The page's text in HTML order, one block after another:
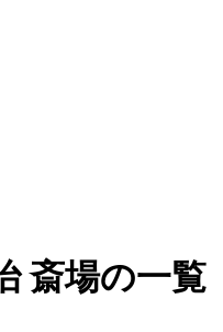
斎場の一覧